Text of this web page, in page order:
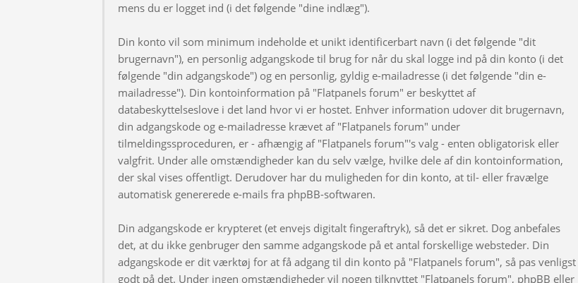
mens du er logget ind (i det følgende "dine indlæg").
Din konto vil som minimum indeholde et unikt identificerbart navn (i det følgende "dit
brugernavn"), en personlig adgangskode til brug for når du skal logge ind på din konto (i det
følgende "din adgangskode") og en personlig, gyldig e-mailadresse (i det følgende "din e-
mailadresse"). Din kontoinformation på "Flatpanels forum" er beskyttet af
databeskyttelseslove i det land hvor vi er hostet. Enhver information udover dit brugernavn,
din adgangskode og e-mailadresse krævet af "Flatpanels forum" under
tilmeldingssproceduren, er - afhængig af "Flatpanels forum"'s valg - enten obligatorisk eller
valgfrit. Under alle omstændigheder kan du selv vælge, hvilke dele af din kontoinformation,
der skal vises offentligt. Derudover har du muligheden for din konto, at til- eller fravælge
automatisk genererede e-mails fra phpBB-softwaren.
Din adgangskode er krypteret (et envejs digitalt fingeraftryk), så det er sikret. Dog anbefales
det, at du ikke genbruger den samme adgangskode på et antal forskellige websteder. Din
adgangskode er dit værktøj for at få adgang til din konto på "Flatpanels forum", så pas venligst
godt på det. Under ingen omstændigheder vil nogen tilknyttet "Flatpanels forum", phpBB eller